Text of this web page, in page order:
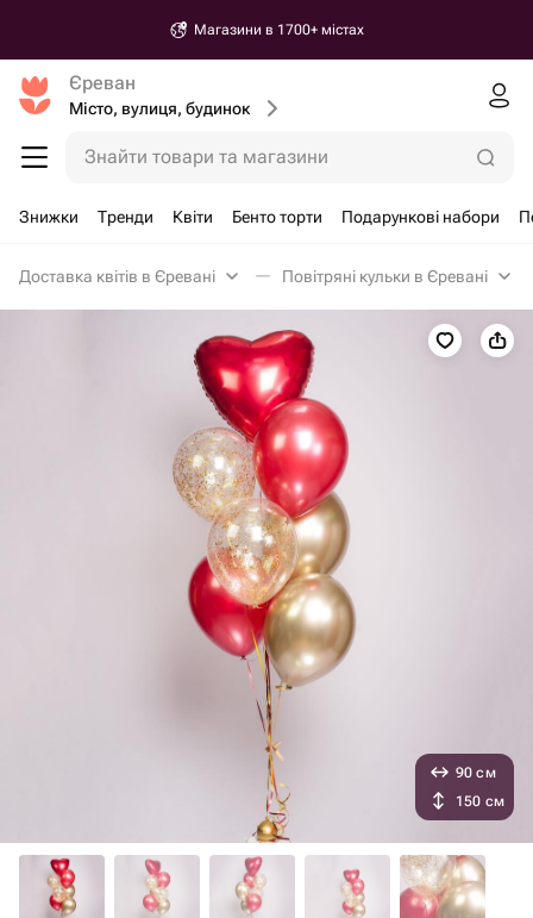
Магазини в 1700+ містах
Єреван
Місто, вулиця, будинок
Знайти товари та магазини
Знижки Тренди Квіти Бенто торти Подарункові набори
Доставка квітів в Єревані Повітряні кульки в Єревані
90 см
150 см